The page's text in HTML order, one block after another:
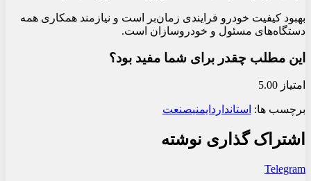
بهبود کیفیت خودرو فرایندی زمان‌بر است و نیازمند همکاری همه
دستگاه‌های مسئول و خودروسازان است.
این مطلب چقدر برای شما مفید بود؟
امتیاز 5.00
برچسب ها: استاندارد ایمنیصنعت
اشتراک گذاری نوشته
Telegram